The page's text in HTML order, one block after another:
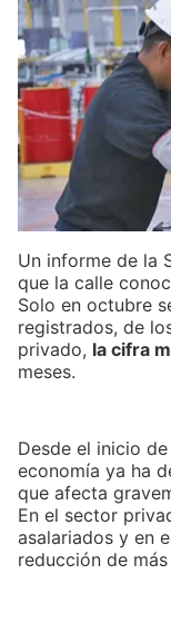
Un informe de la
que la calle
Solo en octubre
registrados, de
privado, la cifra
meses.
Desde el inicio
economía ya ha
que afecta
En el sector
asalariados y en
reducción de